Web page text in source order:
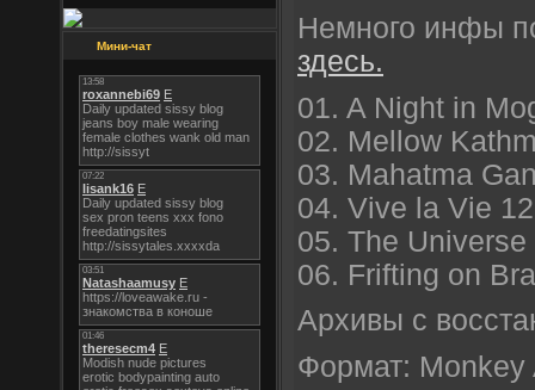
Мини-чат
Немного инфы
здесь.
01. A Night in
02. Mellow
03. Mahatma
04. Vive la Vie
05. The
06. Frifting on
Архивы с
Формат: Monkey